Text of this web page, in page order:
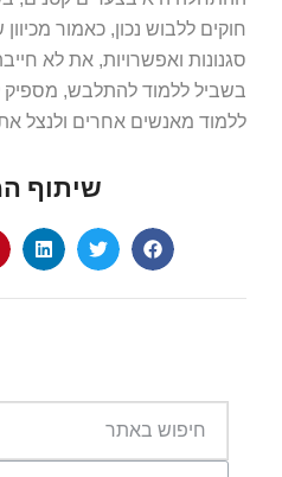
חוקים ללבוש נכון, כאמור
סגנונות ואפשרויות, את לא
בשביל ללמוד להתלבש, מספיק
ללמוד מאנשים אחרים ולנצל
שיתוף